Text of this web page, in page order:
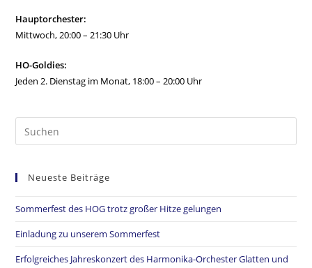
Hauptorchester:
Mittwoch, 20:00 – 21:30 Uhr
HO-Goldies:
Jeden 2. Dienstag im Monat, 18:00 – 20:00 Uhr
Neueste Beiträge
Sommerfest des HOG trotz großer Hitze gelungen
Einladung zu unserem Sommerfest
Erfolgreiches Jahreskonzert des Harmonika-Orchester Glatten und